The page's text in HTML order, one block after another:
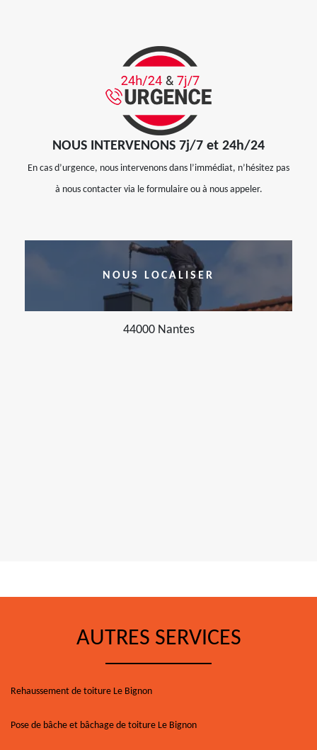
NOUS INTERVENONS 7j/7 et 24h/24
En cas d’urgence, nous intervenons dans l’immédiat, n’hésitez pas
à nous contacter via le formulaire ou à nous appeler.
NOUS LOCALISER
44000 Nantes
AUTRES SERVICES
Rehaussement de toiture Le Bignon
Pose de bâche et bâchage de toiture Le Bignon